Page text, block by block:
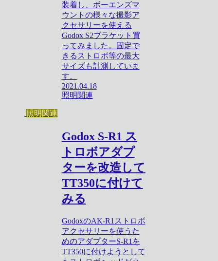
装着し、ボーエンズマ
ウントの様々な撮影ア
クセサリーを使える
Godox S2ブラケット買
ってみました。固定で
きるストロボ等の最大
サイズも計測していま
す。
2021.04.18
照明関連
照明関連
Godox S-R1 ス
トロボアダプ
ターを改造して
TT350に付けて
みる
GodoxのAK-R1ストロボ
アクセサリーを使うた
めのアダプターS-R1を
TT350に付けようとして